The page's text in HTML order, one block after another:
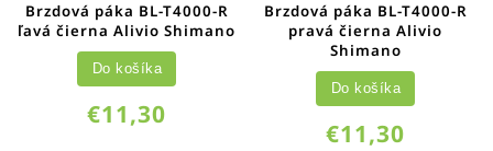
Brzdová páka BL-T4000-R
ľavá čierna Alivio Shimano
€11,30
Do košíka
Brzdová páka BL-T4000-R
pravá čierna Alivio
Shimano
€11,30
Do košíka